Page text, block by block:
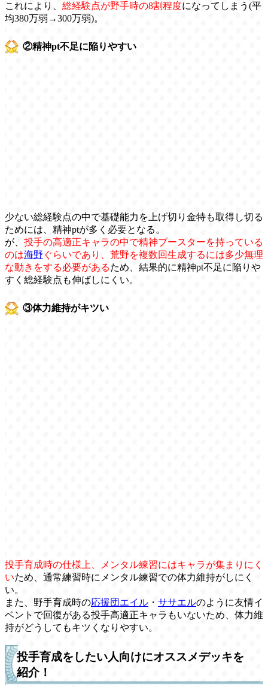
これにより、 総経験点が野手時の8割程度になってしまう(平
均380万弱→300万弱)。
②精神pt不足に陥りやすい
少ない総経験点の中で基礎能力を上げ切り金特も取得し切る
ためには、精神ptが多く必要となる。
が、 投手の高適正キャラの中で精神ブースターを持っている
のは海野 ぐらいであり、荒野を複数回生成するには多少無理
な動きをする必要があるため、結果的に精神pt不足に陥りや
すく総経験点も伸ばしにくい。
③体力維持がキツい
投手育成時の仕様上、メンタル練習にはキャラが集まりにく
いため、通常練習時にメンタル練習での体力維持がしにく
い。
また、野手育成時の応援団エイル ・ ササエルのように友情イ
ベントで回復がある投手高適正キャラもいないため、体力維
持がどうしてもキツくなりやすい。
投手育成をしたい人向けにオススメデッキを
紹介！